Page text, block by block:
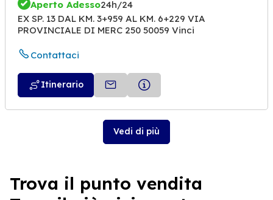
Aperto Adesso24h/24
EX SP. 13 DAL KM. 3+959 AL KM. 6+229 VIA
PROVINCIALE DI MERC 250 50059 Vinci
Contattaci
Itinerario
Vedi di più
Trova il punto vendita